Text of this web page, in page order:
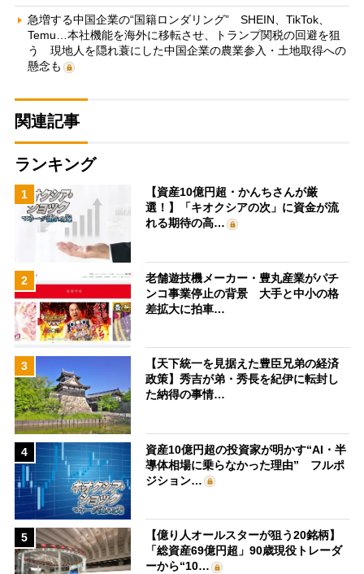
急増する中国企業の“国籍ロンダリング” SHEIN、TikTok、
Temu…本社機能を海外に移転させ、トランプ関税の回避を狙
う 現地人を隠れ蓑にした中国企業の農業参入・土地取得への
懸念も
関連記事
ランキング
1
【資産10億円超・かんちさんが厳
選！】「キオクシアの次」に資金が流
れる期待の高…
2
老舗遊技機メーカー・豊丸産業がパチ
ンコ事業停止の背景 大手と中小の格
差拡大に拍車…
3
【天下統一を見据えた豊臣兄弟の経済
政策】秀吉が弟・秀長を紀伊に転封し
た納得の事情…
4
資産10億円超の投資家が明かす“AI・半
導体相場に乗らなかった理由” フルポ
ジション…
5
【億り人オールスターが狙う20銘柄】
「総資産69億円超」90歳現役トレーダ
ーから“10…